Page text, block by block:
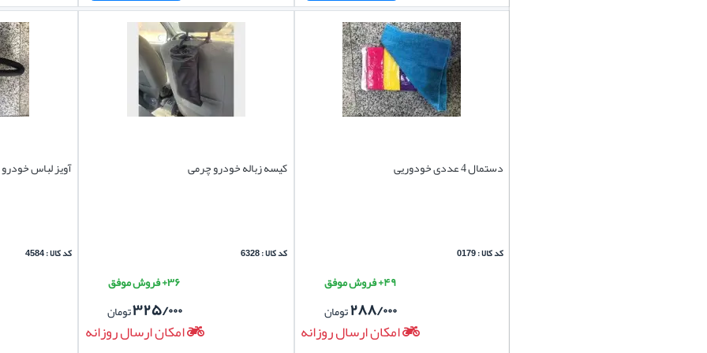
دستمال 4 عددی خودوریی
کد کالا : 0179
۴۹+ فروش موفق
۲۸۸/۰۰۰تومان
امکان ارسال روزانه
کیسه زباله خودرو چرمی
کد کالا : 6328
۳۶+ فروش موفق
۳۲۵/۰۰۰تومان
امکان ارسال روزانه
آویز لباس
کد کالا : 4584